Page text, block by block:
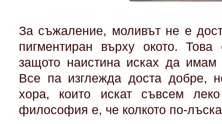
За съжаление, моливът не е
пигментиран върху окото. Това
защото наистина исках да имам
Все па изглежда доста добре,
хора, които искат съвсем
философия е, че колкото по-